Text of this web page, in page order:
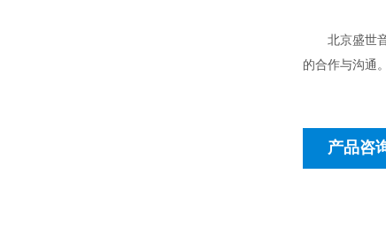
北京盛世音
的合作与沟通
产品咨